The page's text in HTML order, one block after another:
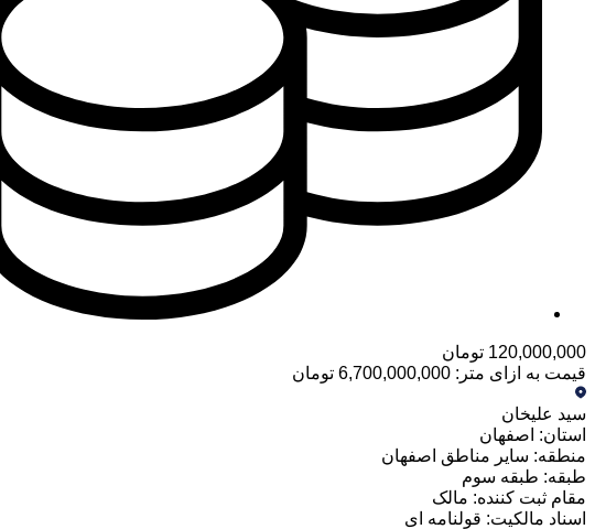
120,000,000 تومان
قیمت به ازای متر: 6,700,000,000 تومان
سید علیخان
استان: اصفهان
منطقه: سایر مناطق اصفهان
طبقه: طبقه سوم
مقام ثبت کننده: مالک
اسناد مالکیت: قولنامه ای